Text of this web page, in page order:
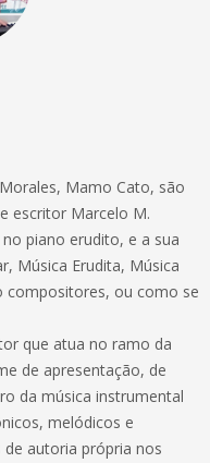
Mamo Cato, são
escritor Marcelo M.
piano erudito, e a sua
Música Erudita, Música
compositores, ou como se
que atua no ramo da
de apresentação, de
da música instrumental
melódicos e
autoria própria nos